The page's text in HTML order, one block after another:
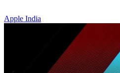
Apple India